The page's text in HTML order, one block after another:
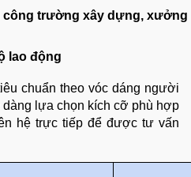
công trường xây dựng, xưởng
lao động
chuẩn theo vóc dáng người
lựa chọn kích cỡ phù hợp
hệ trực tiếp để được tư vấn